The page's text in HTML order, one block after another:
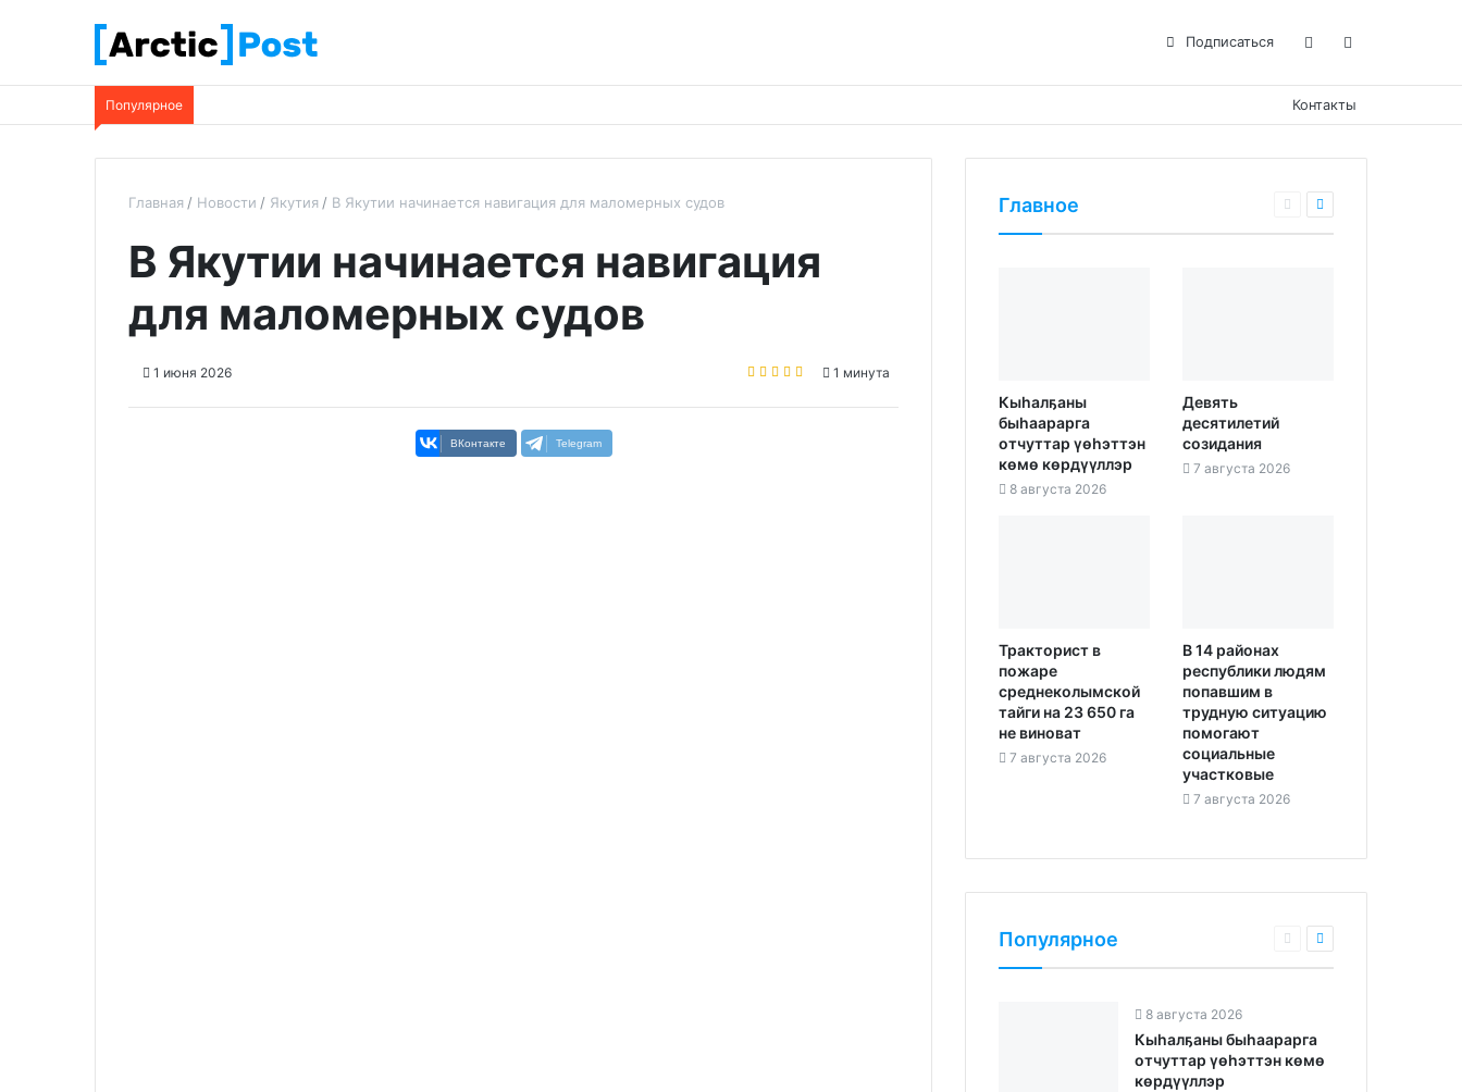
Подписаться
Популярное Контакты
Главная Новости Якутия В Якутии начинается навигация для маломерных судов
В Якутии начинается навигация
для маломерных судов
1 июня 2026 1 минута
ВКонтакте Telegram
Главное
Кыһалҕаны
быһаарарга
отчуттар үөһэттэн
көмө көрдүүллэр
8 августа 2026
Девять
десятилетий
созидания
7 августа 2026
Тракторист в
пожаре
среднеколымской
тайги на 23 650 га
не виноват
7 августа 2026
В 14 районах
республики людям
попавшим в
трудную ситуацию
помогают
социальные
участковые
7 августа 2026
Популярное
8 августа 2026
Кыһалҕаны быһаарарга
отчуттар үөһэттэн көмө
көрдүүллэр